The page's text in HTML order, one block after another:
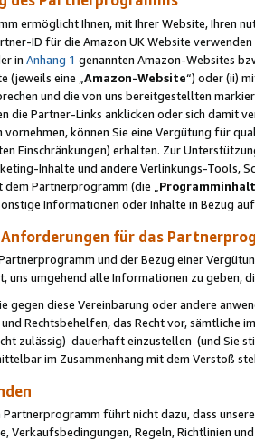
ermöglicht Ihnen, mit Ihrer Website, Ihren
ID für die Amazon UK Website
in Anhang 1 genannten Amazon-Websites
(jeweils eine „ Amazon-Website“) oder (ii)
und die von uns bereitgestellten
die Partner-Links anklicken oder sich damit
vornehmen, können Sie eine Vergütung für
Einschränkungen) erhalten. Zur
Inhalte und andere Verlinkungs-Tools,
Partnerprogramm (die „
Informationen oder Inhalte in Bezug
für das
und der Bezug einer
uns umgehend alle Informationen zu geben,
gegen diese Vereinbarung oder andere
Rechtsbehelfen, das Recht vor, sämtliche
zulässig) dauerhaft einzustellen (und Sie
im Zusammenhang mit dem Verstoß
Partnerprogramm führt nicht dazu, dass
Verkaufsbedingungen, Regeln, Richtlinien